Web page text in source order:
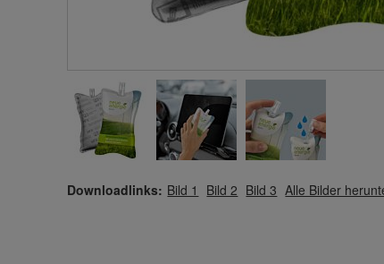
Downloadlinks: Bild 1 Bild 2 Bild 3 Alle Bilder